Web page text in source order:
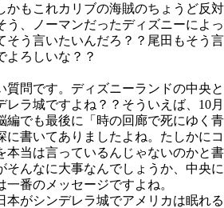
かもこれカリブの海賊のちょうど反対
う、ノーマンだったディズニーによっ
そう言いたいんだろ？？尾田もそう言
よろしいな？？
質問です。ディズニーランドの中央と
ラ城ですよね？？そういえば、10月
編でも最後に「時の回廊で死にゆく青
に書いてありましたよね。たしかにコ
本当は言っているんじゃないのかと書
そんなに大事なんでしょうか、中央に
番のメッセージですよね。
本がシンデレラ城でアメリカは眠れる